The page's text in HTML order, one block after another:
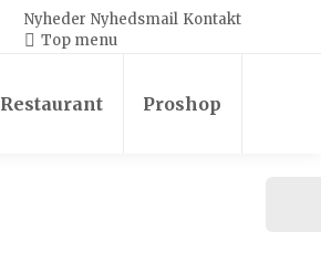
Nyheder Nyhedsmail Kontakt
Top menu
Restaurant Proshop